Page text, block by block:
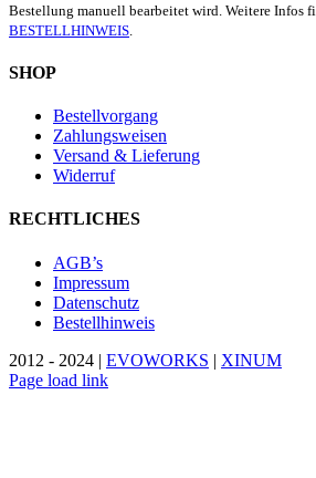
Bestellung manuell bearbeitet wird. Weitere Infos
BESTELLHINWEIS
SHOP
Bestellvorgang
Zahlungsweisen
Versand & Lieferung
Widerruf
RECHTLICHES
AGB’s
Impressum
Datenschutz
Bestellhinweis
2012 - 2024 | EVOWORKS | XINUM
Page load link